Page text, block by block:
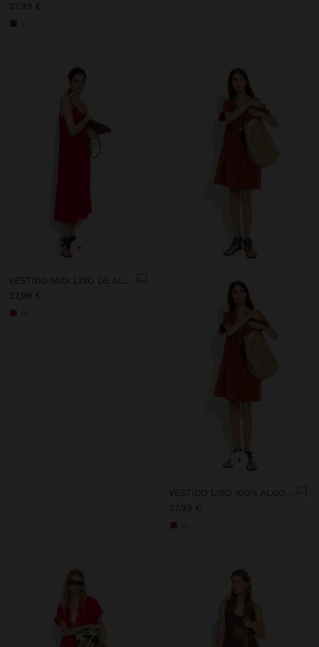
27,99 €
+
VESTIDO MIDI LISO DE ALÇAS
27,99 €
+
VESTIDO LISO 100% ALGODÃO
27,99 €